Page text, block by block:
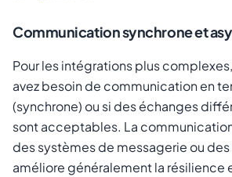
Communication synchrone et
Pour les intégrations plus
avez besoin de communication en
(synchrone) ou si des échanges
sont acceptables. La
des systèmes de messagerie ou
améliore généralement la résilience